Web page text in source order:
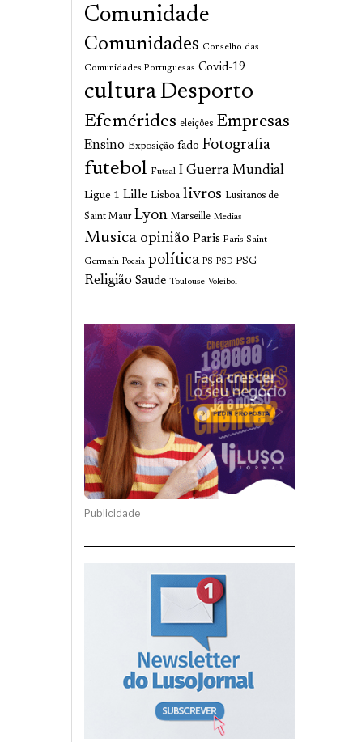
Comunidade
Comunidades Conselho das
Comunidades Portuguesas Covid-19
culturaDesporto
Efemérides eleições Empresas
Ensino Exposição fado Fotografia
futebol Futsal I Guerra Mundial
Ligue 1 Lille Lisboa livros Lusitanos de
Saint Maur Lyon Marseille Medias
Musica opinião Paris Paris Saint
Germain Poesia política PS PSD PSG
Religião Saude Toulouse Voleibol
Publicidade